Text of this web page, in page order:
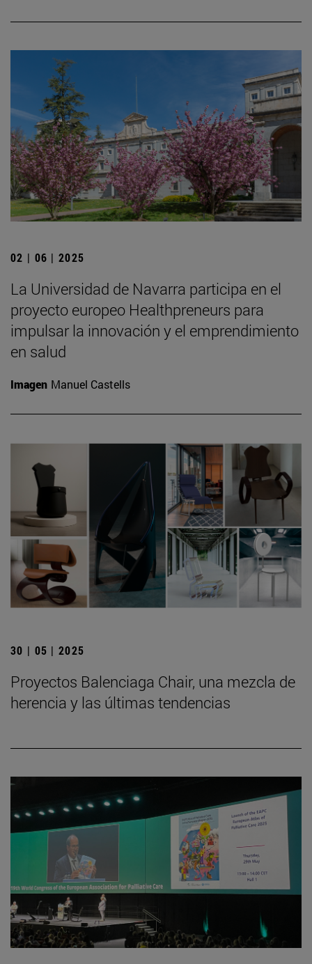
02 | 06 | 2025
La Universidad de Navarra participa en el
proyecto europeo Healthpreneurs para
impulsar la innovación y el emprendimiento
en salud
Imagen Manuel Castells
30 | 05 | 2025
Proyectos Balenciaga Chair, una mezcla de
herencia y las últimas tendencias